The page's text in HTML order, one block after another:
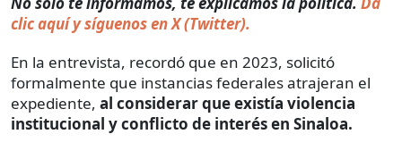
clic aquí y síguenos en X (Twitter).
En la entrevista, recordó que en 2023, solicitó
formalmente que instancias federales atrajeran el
expediente, al considerar que existía violencia
institucional y conflicto de interés en Sinaloa.